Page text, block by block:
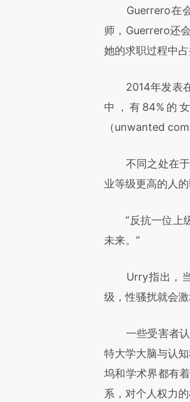
Guerrero在会
师，Guerrero还
她的求职过程中占
2014年发表在
中，有84%的
（unwanted
不同之处在于
业等级更高的人
“反抗一位上级
未来。”
Urry指出，当
级，性骚扰就会
一些受害者认
特大学大脑与认
坞和学术界都有
系，对个人权力的